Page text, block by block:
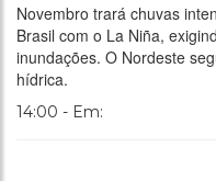
Novembro trará chuvas
Brasil com o La Niña,
inundações. O Nordeste
hídrica.
14:00 - Em: